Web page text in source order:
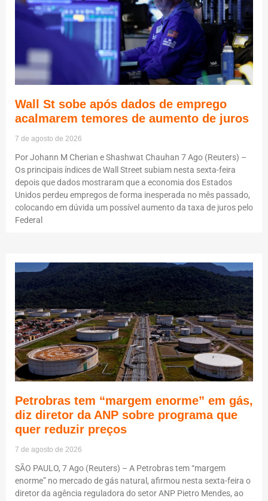
Wall St sobe após dados de emprego
acalmarem temores de aumento de juros
7 de agosto de 2026
Por Johann M Cherian e Shashwat Chauhan 7 Ago (Reuters) –
Os principais índices de Wall Street subiam nesta sexta-feira
depois que dados mostraram que a economia dos Estados
Unidos perdeu empregos de forma inesperada no mês passado,
colocando em dúvida um possível aumento da taxa de juros pelo
Federal
Petrobras tem “margem enorme” em gás,
diz diretor da ANP sobre programa que
quer reduzir preços
7 de agosto de 2026
SÃO PAULO, 7 Ago (Reuters) – A Petrobras tem “margem
enorme” no mercado de gás natural, afirmou nesta sexta-feira o
diretor da agência reguladora do setor ANP Pietro Mendes, ao